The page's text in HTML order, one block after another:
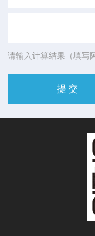
请输入计算结果（填写